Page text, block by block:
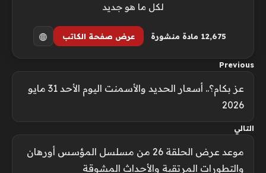
لكل ما هو جديد
12٬675 مادة منشورة عرض صفحة الكاتب
Previous
عز بكام؟.. أسعار الحديد والأسمنت اليوم الأحد 31 مايو
2026
التالي
موعد عرض الحلقة 26 من مسلسل المؤسس أورهان
والتطورات المرتقبة والأحداث المشوقة